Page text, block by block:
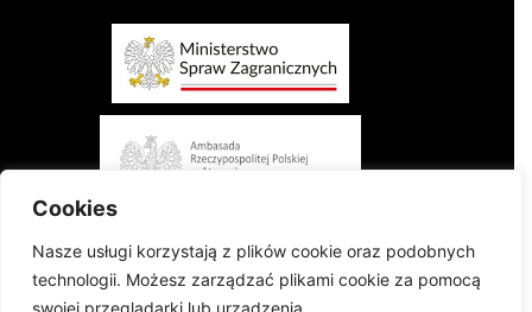
Cookies
Nasze usługi korzystają z plików cookie oraz podobnych
technologii. Możesz zarządzać plikami cookie za pomocą
swojej przeglądarki lub urządzenia.